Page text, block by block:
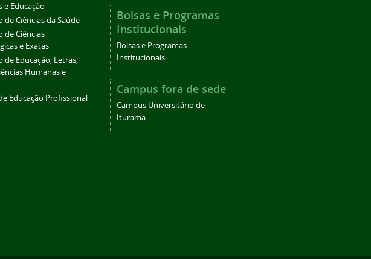
e Educação
Ciências da Saúde
de Ciências
e Exatas
de Educação, Letras,
Humanas e
Educação Profissional
Bolsas e Programas
Institucionais
Bolsas e Programas
Institucionais
Campus fora de sede
Campus Universitário de
Iturama